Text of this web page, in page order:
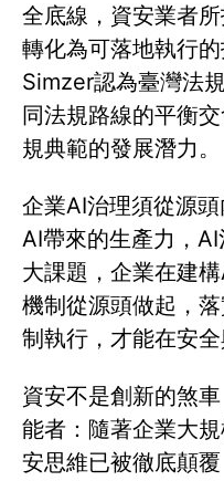
全底線，資安業者
轉化為可落地執行
Simzer認為臺灣法
同法規路線的平衡
規典範的發展潛力。
企業AI治理須從源
AI帶來的生產力，
大課題，企業在建
機制從源頭做起，
制執行，才能在安全
資安不是創新的煞
能者：隨著企業大
安思維已被徹底顛